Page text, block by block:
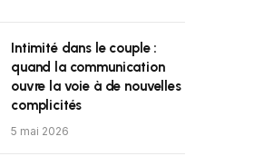
Intimité dans le couple :
quand la communication
ouvre la voie à de nouvelles
complicités
5 mai 2026